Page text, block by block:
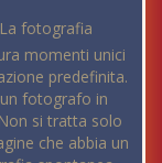
fotografia
momenti unici
predefinita.
fotografo in
si tratta solo
che abbia un